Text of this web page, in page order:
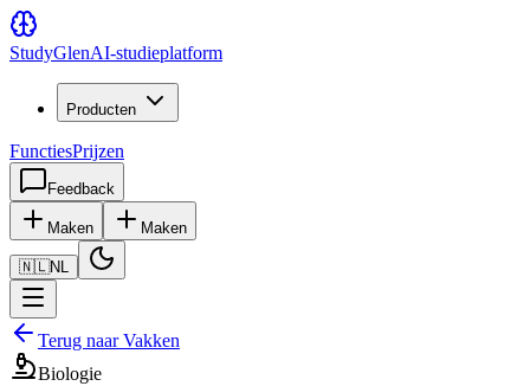
StudyGlenAI-studieplatform
Producten
FunctiesPrijzen
Feedback
Maken Maken
🇳🇱NL
Terug naar Vakken
Biologie